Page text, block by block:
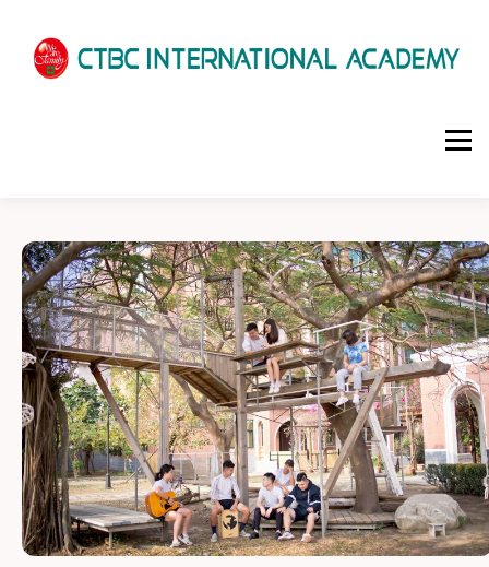
選單
ACADEMICS SCHOOL LIFE NEWS
PATHWAYS LOCATION ENROLLMENT INFO
SCHEDULE CONTACT US INTERVIEW